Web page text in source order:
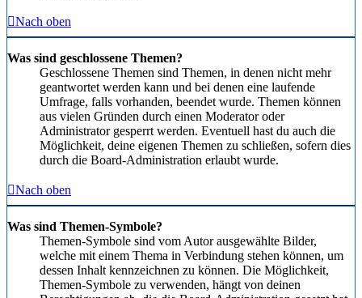
Nach oben
Was sind geschlossene Themen?
Geschlossene Themen sind Themen, in denen nicht mehr
geantwortet werden kann und bei denen eine laufende
Umfrage, falls vorhanden, beendet wurde. Themen können
aus vielen Gründen durch einen Moderator oder
Administrator gesperrt werden. Eventuell hast du auch die
Möglichkeit, deine eigenen Themen zu schließen, sofern dies
durch die Board-Administration erlaubt wurde.
Nach oben
Was sind Themen-Symbole?
Themen-Symbole sind vom Autor ausgewählte Bilder,
welche mit einem Thema in Verbindung stehen können, um
dessen Inhalt kennzeichnen zu können. Die Möglichkeit,
Themen-Symbole zu verwenden, hängt von deinen